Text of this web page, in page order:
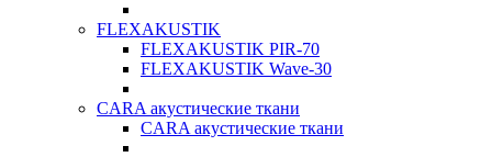
FLEXAKUSTIK
FLEXAKUSTIK PIR-70
FLEXAKUSTIK Wave-30
CARA акустические ткани
CARA акустические ткани